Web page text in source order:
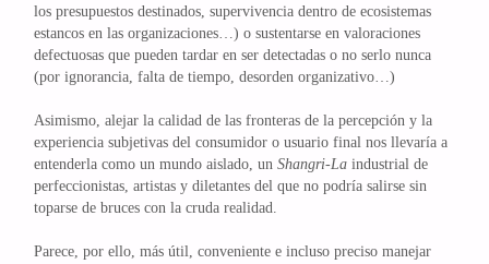
los presupuestos destinados, supervivencia dentro de ecosistemas
estancos en las organizaciones…) o sustentarse en valoraciones
defectuosas que pueden tardar en ser detectadas o no serlo nunca
(por ignorancia, falta de tiempo, desorden organizativo…)
Asimismo, alejar la calidad de las fronteras de la percepción y la
experiencia subjetivas del consumidor o usuario final nos llevaría a
entenderla como un mundo aislado, unShangri-Laindustrial de
perfeccionistas, artistas y diletantes del que no podría salirse sin
toparse de bruces con la cruda realidad.
Parece, por ello, más útil, conveniente e incluso preciso manejar